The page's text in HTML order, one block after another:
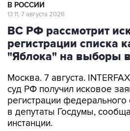
В РОССИИ
13:11, 7 августа 2026
ВС РФ рассмотрит
регистрации списка
"Яблока" на выборы
Москва. 7 августа.
суд РФ получил исковое
регистрации федерального
в депутаты Госдумы,
инстанции.